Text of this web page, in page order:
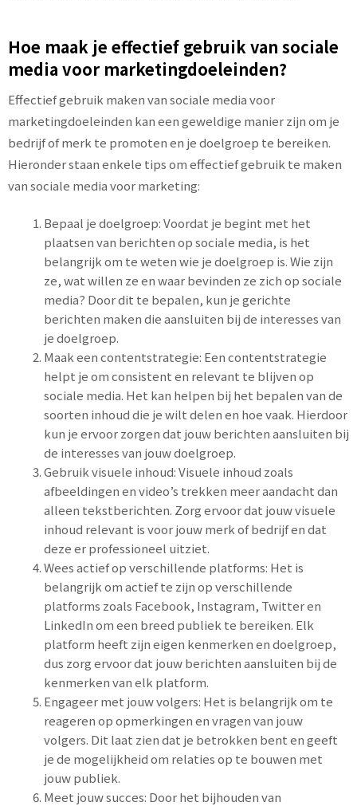
Hoe maak je effectief gebruik van sociale
media voor marketingdoeleinden?
Effectief gebruik maken van sociale media voor
marketingdoeleinden kan een geweldige manier zijn om je
bedrijf of merk te promoten en je doelgroep te bereiken.
Hieronder staan enkele tips om effectief gebruik te maken
van sociale media voor marketing:
Bepaal je doelgroep: Voordat je begint met het
plaatsen van berichten op sociale media, is het
belangrijk om te weten wie je doelgroep is. Wie zijn
ze, wat willen ze en waar bevinden ze zich op sociale
media? Door dit te bepalen, kun je gerichte
berichten maken die aansluiten bij de interesses van
je doelgroep.
Maak een contentstrategie: Een contentstrategie
helpt je om consistent en relevant te blijven op
sociale media. Het kan helpen bij het bepalen van de
soorten inhoud die je wilt delen en hoe vaak. Hierdoor
kun je ervoor zorgen dat jouw berichten aansluiten bij
de interesses van jouw doelgroep.
Gebruik visuele inhoud: Visuele inhoud zoals
afbeeldingen en video’s trekken meer aandacht dan
alleen tekstberichten. Zorg ervoor dat jouw visuele
inhoud relevant is voor jouw merk of bedrijf en dat
deze er professioneel uitziet.
Wees actief op verschillende platforms: Het is
belangrijk om actief te zijn op verschillende
platforms zoals Facebook, Instagram, Twitter en
LinkedIn om een breed publiek te bereiken. Elk
platform heeft zijn eigen kenmerken en doelgroep,
dus zorg ervoor dat jouw berichten aansluiten bij de
kenmerken van elk platform.
Engageer met jouw volgers: Het is belangrijk om te
reageren op opmerkingen en vragen van jouw
volgers. Dit laat zien dat je betrokken bent en geeft
je de mogelijkheid om relaties op te bouwen met
jouw publiek.
Meet jouw succes: Door het bijhouden van